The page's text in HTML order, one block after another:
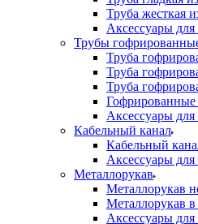
Труба жесткая
Аксессуары
Трубы
Труба
Труба
Труба
Аксессуары
Кабельный канал
Кабельный
Аксессуары для
Металлорукав
Металлорукав
Металлорукав
Аксессуары для